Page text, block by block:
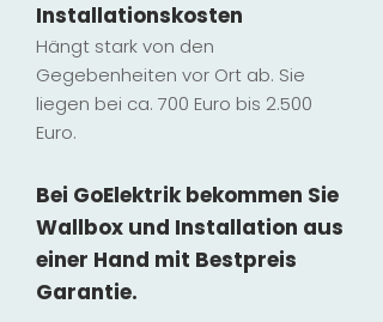
Installationskosten
Hängt stark von den
Gegebenheiten vor Ort ab. Sie
liegen bei ca. 700 Euro bis 2.500
Euro.
Bei GoElektrik bekommen Sie
Wallbox und Installation aus
einer Hand mit Bestpreis
Garantie.